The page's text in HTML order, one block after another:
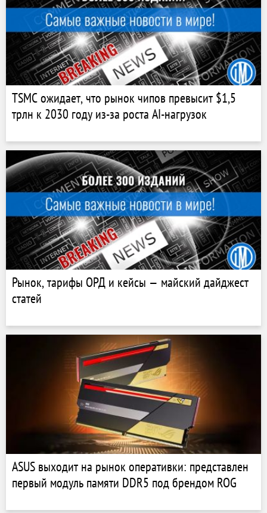
TSMC ожидает, что рынок чипов превысит $1,5
трлн к 2030 году из-за роста AI-нагрузок
Рынок, тарифы ОРД и кейсы — майский дайджест
статей
ASUS выходит на рынок оперативки: представлен
первый модуль памяти DDR5 под брендом ROG